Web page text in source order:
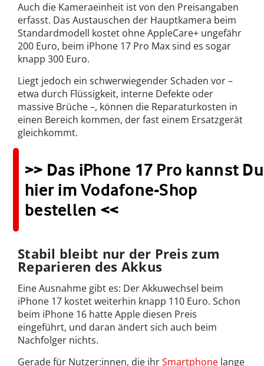
Auch die Kameraeinheit ist von den Preisangaben
erfasst. Das Austauschen der Hauptkamera beim
Standardmodell kostet ohne AppleCare+ ungefähr
200 Euro, beim iPhone 17 Pro Max sind es sogar
knapp 300 Euro.
Liegt jedoch ein schwerwiegender Schaden vor –
etwa durch Flüssigkeit, interne Defekte oder
massive Brüche –, können die Reparaturkosten in
einen Bereich kommen, der fast einem Ersatzgerät
gleichkommt.
>> Das iPhone 17 Pro kannst Du
hier im Vodafone-Shop
bestellen <<
Stabil bleibt nur der Preis zum
Reparieren des Akkus
Eine Ausnahme gibt es: Der Akkuwechsel beim
iPhone 17 kostet weiterhin knapp 110 Euro. Schon
beim iPhone 16 hatte Apple diesen Preis
eingeführt, und daran ändert sich auch beim
Nachfolger nichts.
Gerade für Nutzer:innen, die ihrSmartphone lange